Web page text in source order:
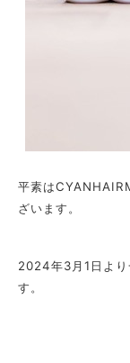
平素は
ざいます。
2024年3月1日より
す。